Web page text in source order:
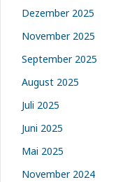
Dezember 2025
November 2025
September 2025
August 2025
Juli 2025
Juni 2025
Mai 2025
November 2024